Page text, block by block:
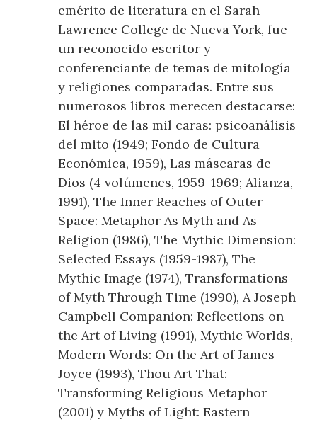
emérito de literatura en el Sarah
Lawrence College de Nueva York, fue
un reconocido escritor y
conferenciante de temas de mitología
y religiones comparadas. Entre sus
numerosos libros merecen destacarse:
El héroe de las mil caras: psicoanálisis
del mito (1949; Fondo de Cultura
Económica, 1959), Las máscaras de
Dios (4 volúmenes, 1959-1969; Alianza,
1991), The Inner Reaches of Outer
Space: Metaphor As Myth and As
Religion (1986), The Mythic Dimension:
Selected Essays (1959-1987), The
Mythic Image (1974), Transformations
of Myth Through Time (1990), A Joseph
Campbell Companion: Reflections on
the Art of Living (1991), Mythic Worlds,
Modern Words: On the Art of James
Joyce (1993), Thou Art That:
Transforming Religious Metaphor
(2001) y Myths of Light: Eastern